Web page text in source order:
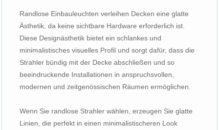
Randlose Einbauleuchten verleihen Decken eine glatte
Ästhetik, da keine sichtbare Hardware erforderlich ist.
Diese Designästhetik bietet ein schlankes und
minimalistisches visuelles Profil und sorgt dafür, dass die
Strahler bündig mit der Decke abschließen und so
beeindruckende Installationen in anspruchsvollen,
modernen und zeitgenössischen Räumen ermöglichen.
Wenn Sie randlose Strahler wählen, erzeugen Sie glatte
Linien, die perfekt in einen minimalistischeren Look